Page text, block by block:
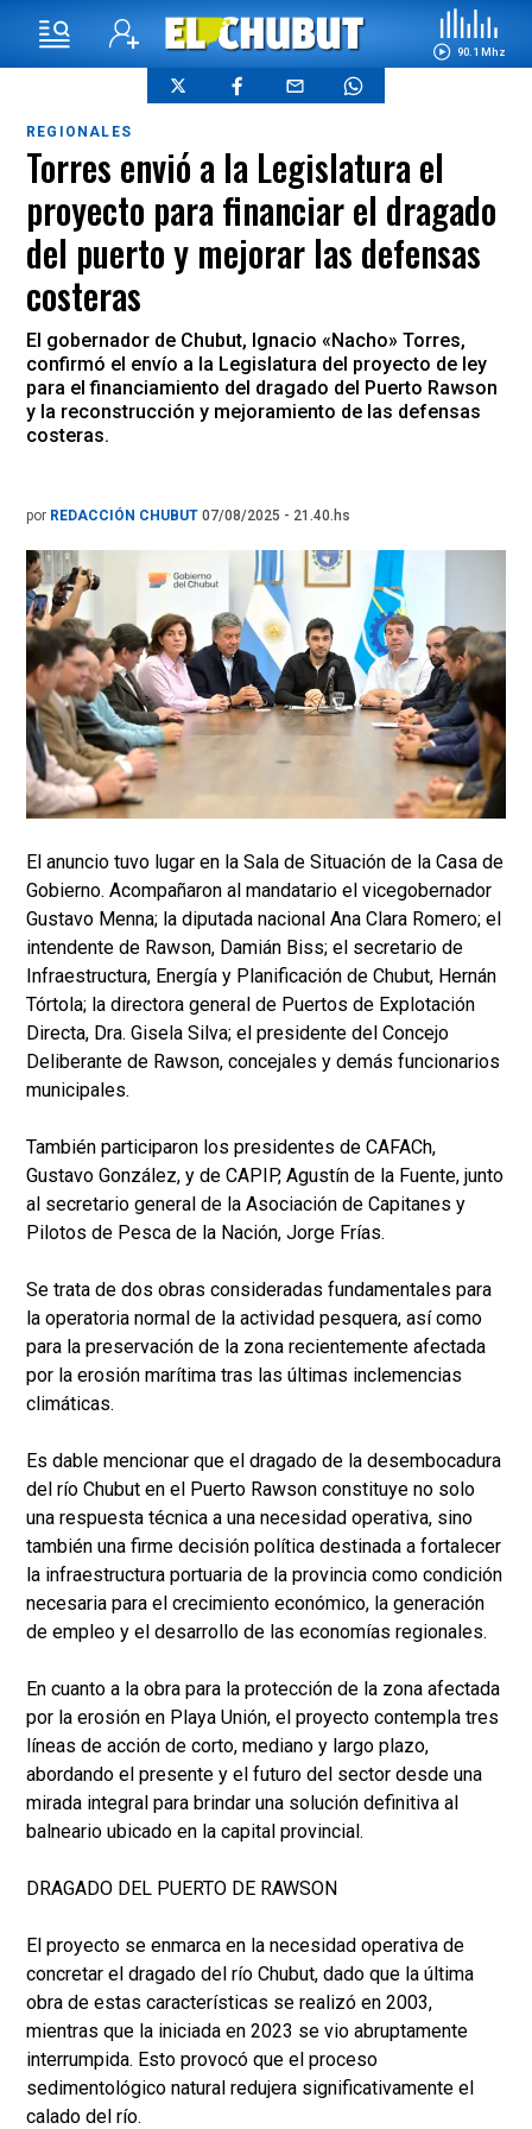
90.1 Mhz
REGIONALES
Torres envió a la Legislatura el
proyecto para financiar el dragado
del puerto y mejorar las defensas
costeras
El gobernador de Chubut, Ignacio «Nacho» Torres,
confirmó el envío a la Legislatura del proyecto de ley
para el financiamiento del dragado del Puerto Rawson
y la reconstrucción y mejoramiento de las defensas
costeras.
por REDACCIÓN CHUBUT 07/08/2025 - 21.40.hs
El anuncio tuvo lugar en la Sala de Situación de la Casa de
Gobierno. Acompañaron al mandatario el vicegobernador
Gustavo Menna; la diputada nacional Ana Clara Romero; el
intendente de Rawson, Damián Biss; el secretario de
Infraestructura, Energía y Planificación de Chubut, Hernán
Tórtola; la directora general de Puertos de Explotación
Directa, Dra. Gisela Silva; el presidente del Concejo
Deliberante de Rawson, concejales y demás funcionarios
municipales.
También participaron los presidentes de CAFACh,
Gustavo González, y de CAPIP, Agustín de la Fuente, junto
al secretario general de la Asociación de Capitanes y
Pilotos de Pesca de la Nación, Jorge Frías.
Se trata de dos obras consideradas fundamentales para
la operatoria normal de la actividad pesquera, así como
para la preservación de la zona recientemente afectada
por la erosión marítima tras las últimas inclemencias
climáticas.
Es dable mencionar que el dragado de la desembocadura
del río Chubut en el Puerto Rawson constituye no solo
una respuesta técnica a una necesidad operativa, sino
también una firme decisión política destinada a fortalecer
la infraestructura portuaria de la provincia como condición
necesaria para el crecimiento económico, la generación
de empleo y el desarrollo de las economías regionales.
En cuanto a la obra para la protección de la zona afectada
por la erosión en Playa Unión, el proyecto contempla tres
líneas de acción de corto, mediano y largo plazo,
abordando el presente y el futuro del sector desde una
mirada integral para brindar una solución definitiva al
balneario ubicado en la capital provincial.
DRAGADO DEL PUERTO DE RAWSON
El proyecto se enmarca en la necesidad operativa de
concretar el dragado del río Chubut, dado que la última
obra de estas características se realizó en 2003,
mientras que la iniciada en 2023 se vio abruptamente
interrumpida. Esto provocó que el proceso
sedimentológico natural redujera significativamente el
calado del río.